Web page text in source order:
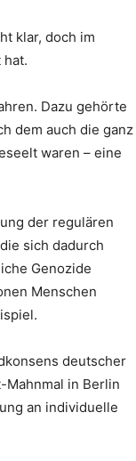
klar, doch im
Dazu gehörte
dem auch die ganz
waren – eine
der regulären
sich dadurch
Genozide
Menschen
deutscher
Mahnmal in Berlin
an individuelle